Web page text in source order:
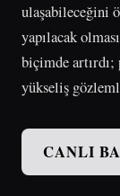
ulaşabileceğini
yapılacak
biçimde
yükseliş
CANLI